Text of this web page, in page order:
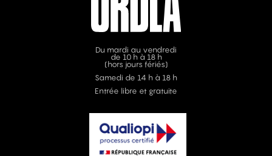
Du mardi au vendredi
de 10 h à 18 h
(hors jours fériés)
Samedi de 14 h à 18 h
Entrée libre et gratuite